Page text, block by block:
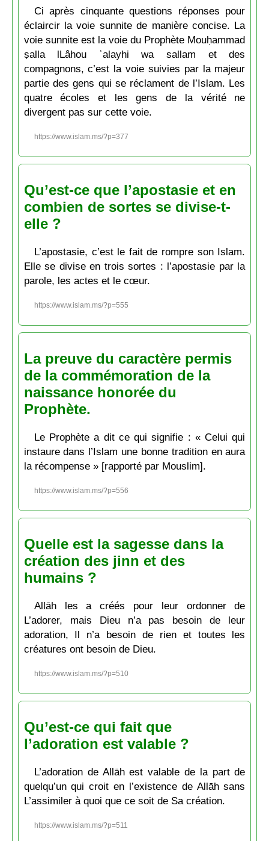
Ci après cinquante questions réponses pour
éclaircir la voie sunnite de manière concise. La
voie sunnite est la voie du Prophète Mouḥammad
ṣalla lLâhou ʿalayhi wa sallam et des
compagnons, c’est la voie suivies par la majeur
partie des gens qui se réclament de l’Islam. Les
quatre écoles et les gens de la vérité ne
divergent pas sur cette voie.
https://www.islam.ms/?p=377
Qu’est-ce que l’apostasie et en
combien de sortes se divise-t-
elle ?
L’apostasie, c’est le fait de rompre son Islam.
Elle se divise en trois sortes : l’apostasie par la
parole, les actes et le cœur.
https://www.islam.ms/?p=555
La preuve du caractère permis
de la commémoration de la
naissance honorée du
Prophète.
Le Prophète a dit ce qui signifie : « Celui qui
instaure dans l’Islam une bonne tradition en aura
la récompense » [rapporté par Mouslim].
https://www.islam.ms/?p=556
Quelle est la sagesse dans la
création des jinn et des
humains ?
Allāh les a créés pour leur ordonner de
L’adorer, mais Dieu n’a pas besoin de leur
adoration, Il n’a besoin de rien et toutes les
créatures ont besoin de Dieu.
https://www.islam.ms/?p=510
Qu’est-ce qui fait que
l’adoration est valable ?
L’adoration de Allāh est valable de la part de
quelqu’un qui croit en l’existence de Allāh sans
L’assimiler à quoi que ce soit de Sa création.
https://www.islam.ms/?p=511